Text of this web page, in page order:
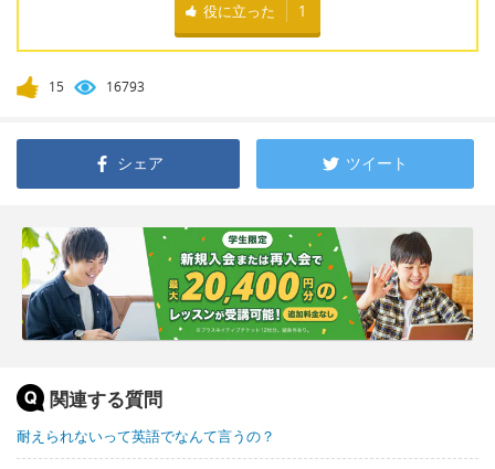
役に立った 1
15 16793
シェア ツイート
関連する質問
耐えられないって英語でなんて言うの？